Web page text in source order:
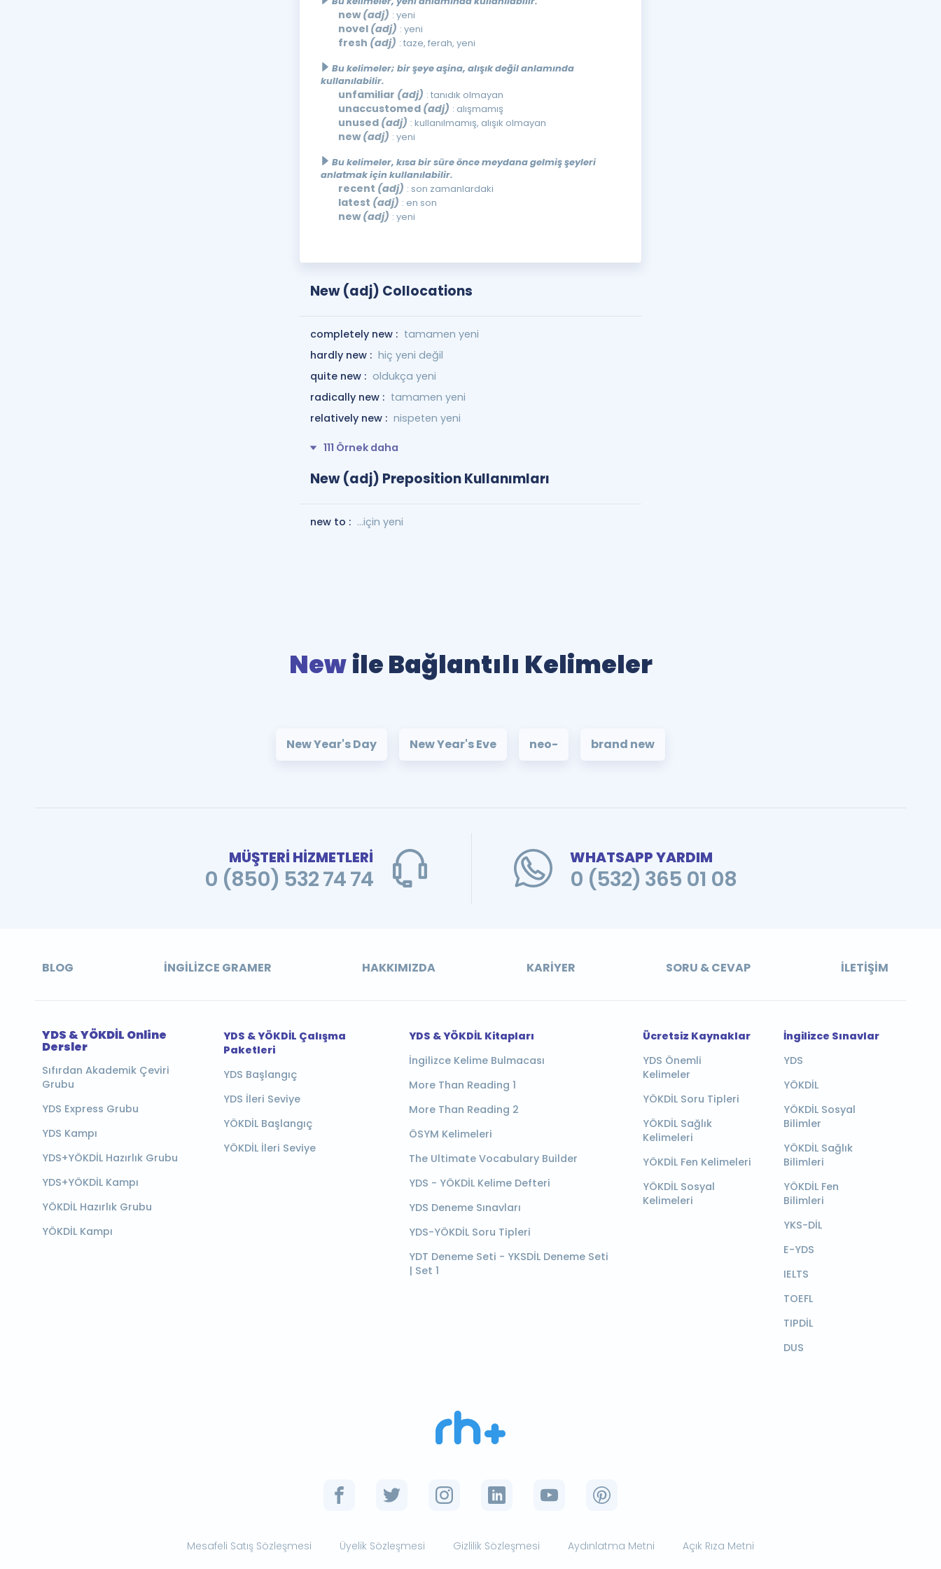
new(adj) : yeni
novel (adj) : yeni
fresh (adj) : taze, ferah, yeni
Bu kelimeler; bir şeye aşina, alışık değil anlamında
kullanılabilir.
unfamiliar (adj) : tanıdık olmayan
unaccustomed (adj) : alışmamış
unused (adj) : kullanılmamış, alışık olmayan
new(adj) : yeni
Bu kelimeler, kısa bir süre önce meydana gelmiş şeyleri
anlatmak için kullanılabilir.
recent (adj) : son zamanlardaki
latest (adj) : en son
new(adj) : yeni
New (adj) Collocations
completely new : tamamen yeni
hardly new : hiç yeni değil
quite new : oldukça yeni
radically new : tamamen yeni
relatively new : nispeten yeni
111 Örnek daha
New (adj) Preposition Kullanımları
new to : ...için yeni
Newile Bağlantılı Kelimeler
New Year's Day New Year's Eve neo- brand new
MÜŞTERİ HİZMETLERİ
0 (850) 532 74 74
WHATSAPP YARDIM
0 (532) 365 01 08
BLOG İNGILIZCE GRAMER HAKKIMIZDA KARIYER SORU & CEVAP İLETIŞIM
YDS & YÖKDİL Online
Dersler
Sıfırdan Akademik Çeviri
Grubu
YDS Express Grubu
YDS Kampı
YDS+YÖKDİL Hazırlık Grubu
YDS+YÖKDİL Kampı
YÖKDİL Hazırlık Grubu
YÖKDİL Kampı
YDS & YÖKDİL Çalışma
Paketleri
YDS Başlangıç
YDS İleri Seviye
YÖKDİL Başlangıç
YÖKDİL İleri Seviye
YDS & YÖKDİL Kitapları
İngilizce Kelime Bulmacası
More Than Reading 1
More Than Reading 2
ÖSYM Kelimeleri
The Ultimate Vocabulary Builder
YDS - YÖKDİL Kelime Defteri
YDS Deneme Sınavları
YDS-YÖKDİL Soru Tipleri
YDT Deneme Seti - YKSDİL Deneme Seti
| Set 1
Ücretsiz Kaynaklar
YDS Önemli
Kelimeler
YÖKDİL Soru Tipleri
YÖKDİL Sağlık
Kelimeleri
YÖKDİL Fen Kelimeleri
YÖKDİL Sosyal
Kelimeleri
İngilizce Sınavlar
YDS
YÖKDİL
YÖKDİL Sosyal
Bilimler
YÖKDİL Sağlık
Bilimleri
YÖKDİL Fen
Bilimleri
YKS-DİL
E-YDS
IELTS
TOEFL
TIPDİL
DUS
Mesafeli Satış Sözleşmesi Üyelik Sözleşmesi Gizlilik Sözleşmesi Aydınlatma Metni Açık Rıza Metni